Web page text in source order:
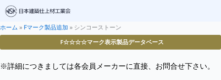
ホーム » Fマーク製品追加 » シンコーストーン
F☆☆☆☆マーク表示製品データベース
※詳細につきましては各会員メーカーに直接、お問合せ下さい。